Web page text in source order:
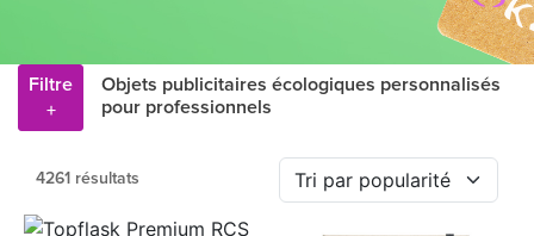
Filtre
+
Objets publicitaires écologiques personnalisés
pour professionnels
4261 résultats